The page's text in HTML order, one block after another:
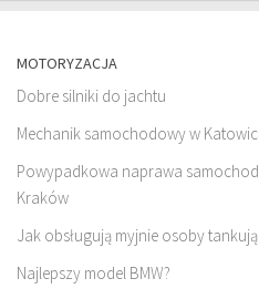
MOTORYZACJA
Dobre silniki do jachtu
Mechanik samochodowy w
Powypadkowa naprawa
Kraków
Jak obsługują myjnie osoby
Najlepszy model BMW?